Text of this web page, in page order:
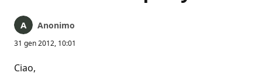
Anonimo
31 gen 2012, 10:01
Ciao,